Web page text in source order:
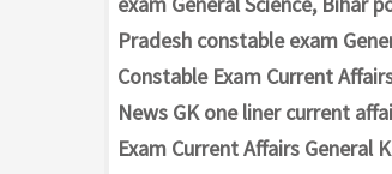
Pradesh constable exam
Constable Exam Current
News GK one liner current
Exam Current Affairs General